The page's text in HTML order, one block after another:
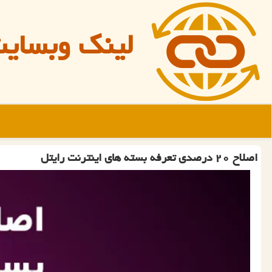
لینک
اصلاح ۲۰ درصدی تعرفه بسته های اینترنت رایتل